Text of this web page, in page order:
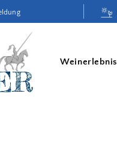
Weinerlebnis